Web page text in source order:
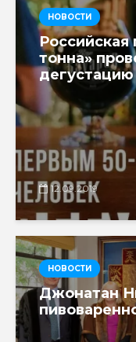
НОВОСТИ
Российская
тонна»
12.09.2019
НОВОСТИ
Джонатан